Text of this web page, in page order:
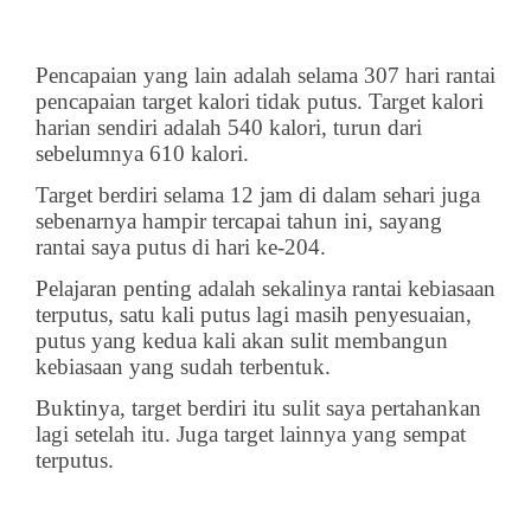
Pencapaian yang lain adalah selama 307 hari rantai
pencapaian target kalori tidak putus. Target kalori
harian sendiri adalah 540 kalori, turun dari
sebelumnya 610 kalori.
Target berdiri selama 12 jam di dalam sehari juga
sebenarnya hampir tercapai tahun ini, sayang
rantai saya putus di hari ke-204.
Pelajaran penting adalah sekalinya rantai kebiasaan
terputus, satu kali putus lagi masih penyesuaian,
putus yang kedua kali akan sulit membangun
kebiasaan yang sudah terbentuk.
Buktinya, target berdiri itu sulit saya pertahankan
lagi setelah itu. Juga target lainnya yang sempat
terputus.